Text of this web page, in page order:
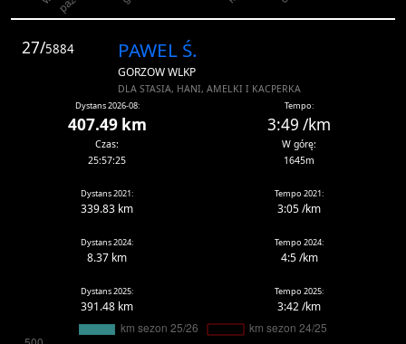
27/5884 PAWEL Ś.
GORZOW WLKP
DLA STASIA, HANI, AMELKI I KACPERKA
Dystans 2026-08:
407.49 km
Tempo:
3:49 /km
Czas:
25:57:25
W górę:
1645m
Dystans 2021:
339.83 km
Tempo 2021:
3:05 /km
Dystans 2024:
8.37 km
Tempo 2024:
4:5 /km
Dystans 2025:
391.48 km
Tempo 2025:
3:42 /km